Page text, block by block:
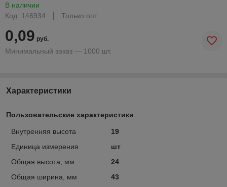
В наличии
Код: 146934
Только опт
0,09 руб.
Минимальный заказ — 1000 шт.
Характеристики
Пользовательские характеристики
Внутренняя высота
19
Единица измерения
шт
Общая высота, мм
24
Общая ширина, мм
43